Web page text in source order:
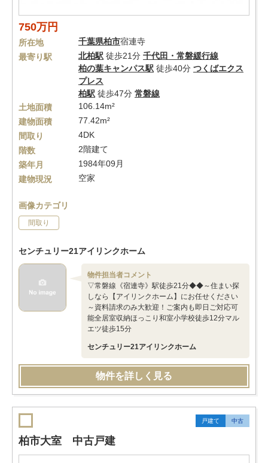
750万円
所在地 千葉県柏市宿連寺
最寄り駅
北柏駅 徒歩21分 千代田・常磐緩行線
柏の葉キャンパス駅 徒歩40分 つくばエクス
プレス
柏駅 徒歩47分 常磐線
土地面積
106.14m²
建物面積
77.42m²
間取り
4DK
階数
2階建て
築年月
1984年09月
建物現況
空家
画像カテゴリ
間取り
センチュリー21アイリンクホーム
物件担当者コメント
▽常磐線《宿連寺》駅徒歩21分◆◆～住まい探
しなら【アイリンクホーム】にお任せください
～資料請求のみ大歓迎！ご案内も即日ご対応可
能全居室収納ほっこり和室小学校徒歩12分マル
エツ徒歩15分
センチュリー21アイリンクホーム
物件を詳しく見る
戸建て 中古
柏市大室 中古戸建